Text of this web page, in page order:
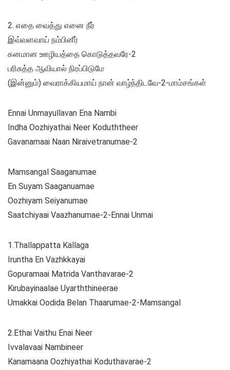
2. எதை வைத்து எனை நீர்
இவ்வளவாய் நம்பினீர்
கனமான ஊழியத்தை கொடுத்தவரே-2
பரிசுத்த ஆவியால் நிரப்பிடுமே
(இன்னும்) வைராக்கியமாய் நான் வாழ்ந்திடவே-2-மாம்சங்கள்
Ennai Unmayullavan Ena Nambi
Indha Oozhiyathai Neer Koduththeer
Gavanamaai Naan Niraivetranumae-2
Mamsangal Saaganumae
En Suyam Saaganuamae
Oozhiyam Seiyanumae
Saatchiyaai Vaazhanumae-2-Ennai Unmai
1.Thallappatta Kallaga
Iruntha En Vazhkkayai
Gopuramaai Matrida Vanthavarae-2
Kirubayinaalae Uyarththineerae
Umakkai Oodida Belan Thaarumae-2-Mamsangal
2.Ethai Vaithu Enai Neer
Ivvalavaai Nambineer
Kanamaana Oozhiyathai Koduthavarae-2